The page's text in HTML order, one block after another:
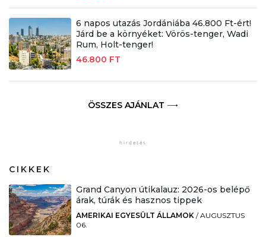
6 napos utazás Jordániába 46.800 Ft-ért!
Járd be a környéket: Vörös-tenger, Wadi
Rum, Holt-tenger!
46.800 FT
ÖSSZES AJÁNLAT
CIKKEK
Grand Canyon útikalauz: 2026-os belépő
árak, túrák és hasznos tippek
AMERIKAI EGYESÜLT ÁLLAMOK /AUGUSZTUS
06.